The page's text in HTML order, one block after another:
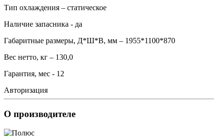
Тип охлаждения – статическое
Наличие запасника - да
Габаритные размеры, Д*Ш*В, мм – 1955*1100*870
Вес нетто, кг – 130,0
Гарантия, мес - 12
Авторизация
О производителе